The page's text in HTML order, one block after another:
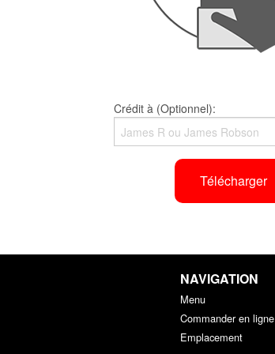
Crédit à (Optionnel):
Télécharger
NAVIGATION
Menu
Commander en ligne
Emplacement